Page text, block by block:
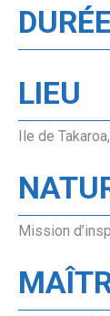
DURÉE
LIEU
Ile de
Mission